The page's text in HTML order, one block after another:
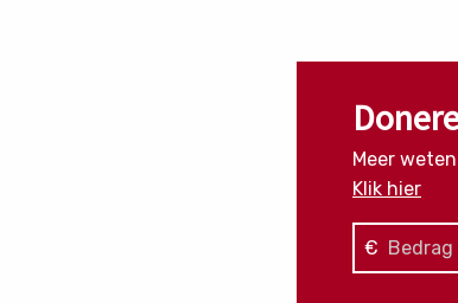
Meer
Klik hier
€